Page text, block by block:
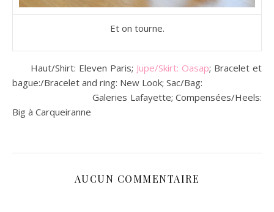
Et on tourne.
Haut/Shirt: Eleven Paris; Jupe/Skirt: Oasap; Bracelet et
bague:/Bracelet and ring: New Look; Sac/Bag:
Galeries Lafayette; Compensées/Heels:
Big à Carqueiranne
AUCUN COMMENTAIRE